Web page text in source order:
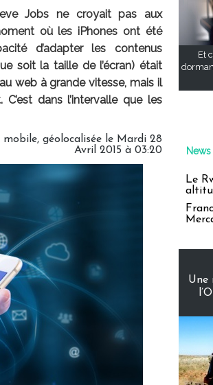
Jobs ne croyait pas aux
où les iPhones ont été
d’adapter les contenus
soit la taille de l’écran) était
web à grande vitesse, mais il
dans l’intervalle que les
géolocalisée le Mardi 28
Avril 2015 à 03:20
Et
News
Le
Une